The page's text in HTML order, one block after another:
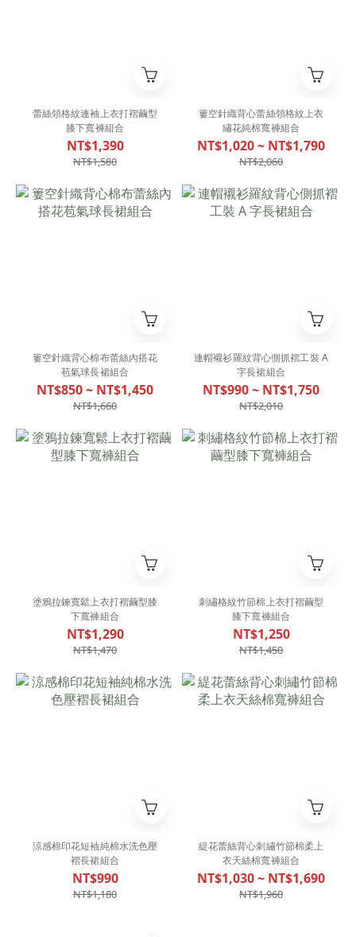
蕾絲領格紋連袖上衣打褶繭型
膝下寬褲組合
NT$1,390
NT$1,580
簍空針織背心蕾絲領格紋上衣
繡花純棉寬褲組合
NT$1,020 ~ NT$1,790
NT$2,060
簍空針織背心棉布蕾絲內搭花
苞氣球長裙組合
NT$850 ~ NT$1,450
NT$1,660
連帽襯衫羅紋背心側抓褶工裝 A
字長裙組合
NT$990 ~ NT$1,750
NT$2,010
塗鴉拉鍊寬鬆上衣打褶繭型膝
下寬褲組合
NT$1,290
NT$1,470
刺繡格紋竹節棉上衣打褶繭型
膝下寬褲組合
NT$1,250
NT$1,450
涼感棉印花短袖純棉水洗色壓
褶長裙組合
NT$990
NT$1,180
緹花蕾絲背心刺繡竹節棉柔上
衣天絲棉寬褲組合
NT$1,030 ~ NT$1,690
NT$1,960